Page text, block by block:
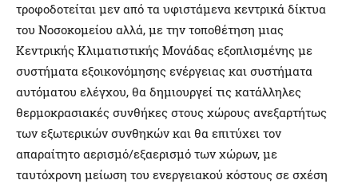
τροφοδοτείται μεν από τα υφιστάμενα κεντρικά δίκτυα
του Νοσοκομείου αλλά, με την τοποθέτηση μιας
Κεντρικής Κλιματιστικής Μονάδας εξοπλισμένης με
συστήματα εξοικονόμησης ενέργειας και συστήματα
αυτόματου ελέγχου, θα δημιουργεί τις κατάλληλες
θερμοκρασιακές συνθήκες στους χώρους ανεξαρτήτως
των εξωτερικών συνθηκών και θα επιτύχει τον
απαραίτητο αερισμό/εξαερισμό των χώρων, με
ταυτόχρονη μείωση του ενεργειακού κόστους σε σχέση